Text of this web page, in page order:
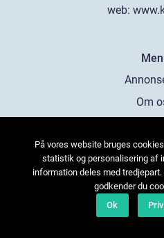
web:
Om
På vores website bruges
statistik og personalisering af
information deles med
godkender du
Ok